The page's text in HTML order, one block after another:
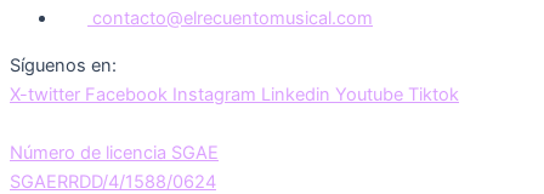
contacto@elrecuentomusical.com
Síguenos en:
X-twitter Facebook Instagram Linkedin Youtube Tiktok
Número de licencia SGAE
SGAERRDD/4/1588/0624